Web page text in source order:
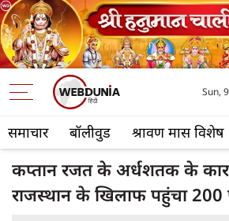
समाचार बॉलीवुड श्रावण मास विशेष
Sun,
कप्तान रजत के अर्धशतक के
राजस्थान के खिलाफ पहुंचा 200